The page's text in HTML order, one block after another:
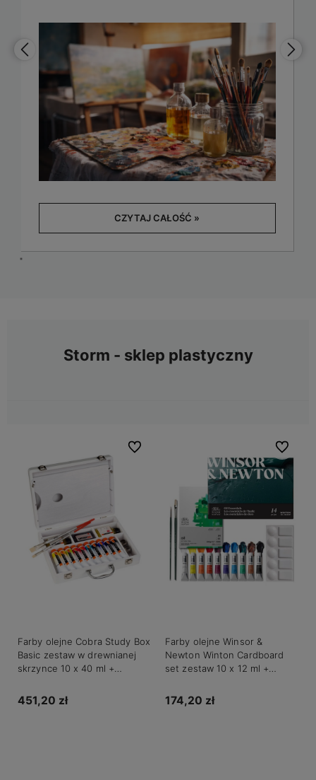
z nich korzystać w pracowni.
CZYTAJ CAŁOŚĆ »
Storm - sklep plastyczny
Farby olejne Cobra Study Box
Basic zestaw w drewnianej
skrzynce 10 x 40 ml +
451,20 zł
Do ulubionych
Farby olejne Winsor &
Newton Winton Cardboard
set zestaw 10 x 12 ml +
174,20 zł
Do